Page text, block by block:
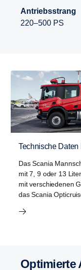
Antriebsstrang
220–500 PS
Technische
Das Scania
mit 7, 9 oder 13
mit verschiedenen
das Scania